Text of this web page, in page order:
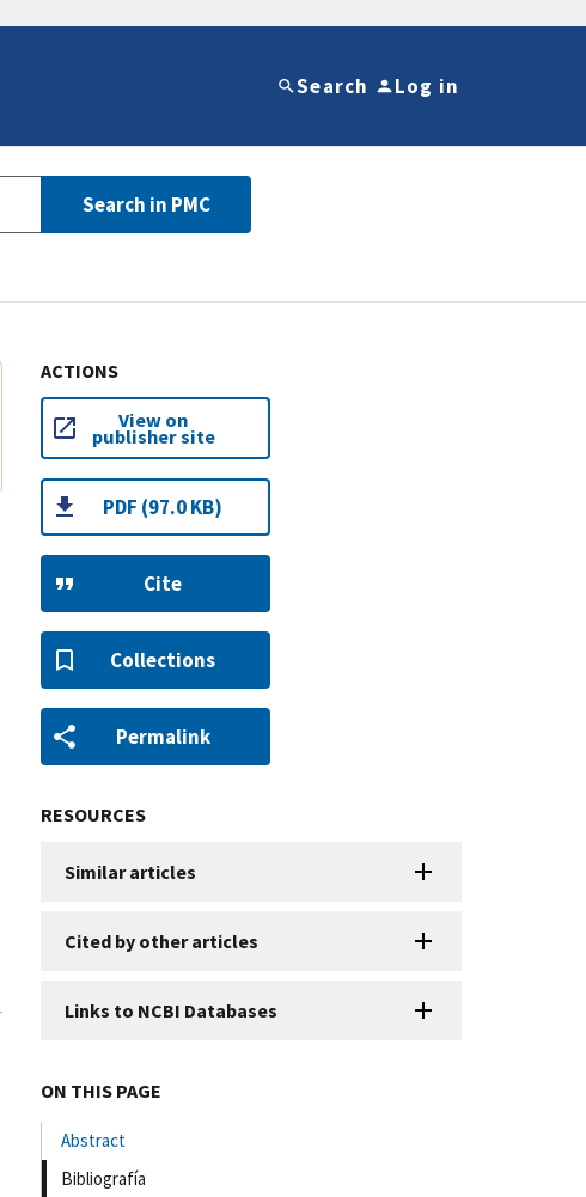
Search Log in
Search in PMC
ACTIONS
View on
publisher site
PDF (97.0 KB)
Cite
Collections
Permalink
RESOURCES
Similar articles
Cited by other articles
Links to NCBI Databases
ON THIS PAGE
Abstract
Bibliografía